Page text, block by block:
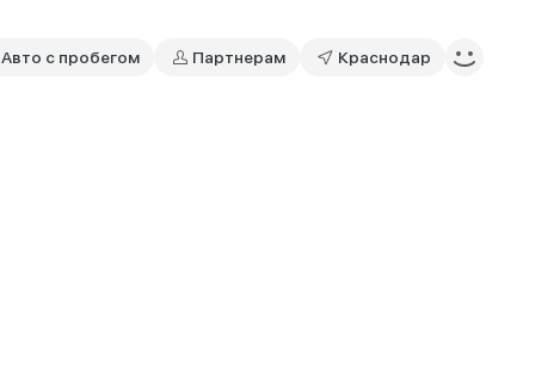
Авто с пробегом Партнерам Краснодар